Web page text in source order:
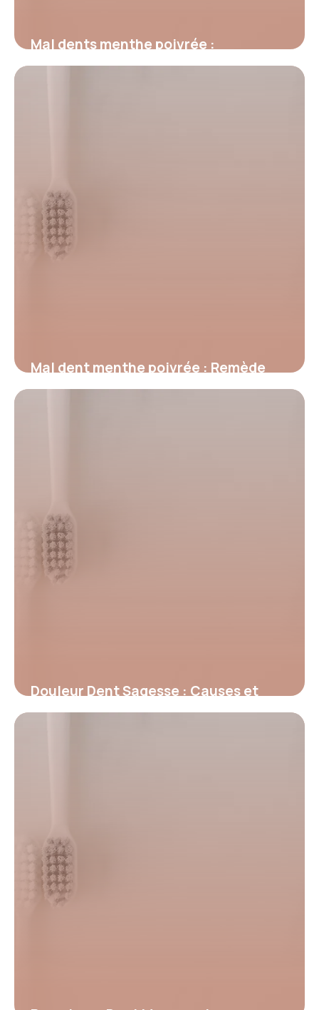
Mal dents menthe poivrée :
Soulagement rapide
Mal dent menthe poivrée : Remède
naturel efficace
Douleur Dent Sagesse : Causes et
Traitements